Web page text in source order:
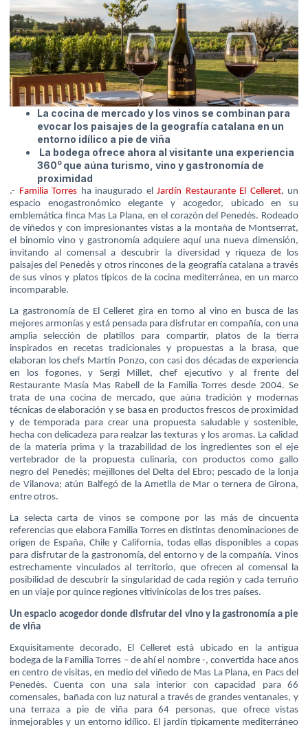
La cocina de mercado y los vinos se combinan para
evocar los paisajes de la geografía catalana en un
entorno idílico a pie de viña
La bodega ofrece ahora al visitante una experiencia
360o que aúna turismo, vino y gastronomía de
proximidad
.- Familia Torres ha inaugurado el Jardín Restaurante El Celleret, un
espacio enogastronómico elegante y acogedor, ubicado en su
emblemática finca Mas La Plana, en el corazón del Penedès. Rodeado
de viñedos y con impresionantes vistas a la montaña de Montserrat,
el binomio vino y gastronomía adquiere aquí una nueva dimensión,
invitando al comensal a descubrir la diversidad y riqueza de los
paisajes del Penedès y otros rincones de la geografía catalana a través
de sus vinos y platos típicos de la cocina mediterránea, en un marco
incomparable.
La gastronomía de El Celleret gira en torno al vino en busca de las
mejores armonías y está pensada para disfrutar en compañía, con una
amplia selección de platillos para compartir, platos de la tierra
inspirados en recetas tradicionales y propuestas a la brasa, que
elaboran los chefs Martín Ponzo, con casi dos décadas de experiencia
en los fogones, y Sergi Millet, chef ejecutivo y al frente del
Restaurante Masía Mas Rabell de la Familia Torres desde 2004. Se
trata de una cocina de mercado, que aúna tradición y modernas
técnicas de elaboración y se basa en productos frescos de proximidad
y de temporada para crear una propuesta saludable y sostenible,
hecha con delicadeza para realzar las texturas y los aromas. La calidad
de la materia prima y la trazabilidad de los ingredientes son el eje
vertebrador de la propuesta culinaria, con productos como gallo
negro del Penedès; mejillones del Delta del Ebro; pescado de la lonja
de Vilanova; atún Balfegó de la Ametlla de Mar o ternera de Girona,
entre otros.
La selecta carta de vinos se compone por las más de cincuenta
referencias que elabora Familia Torres en distintas denominaciones de
origen de España, Chile y California, todas ellas disponibles a copas
para disfrutar de la gastronomía, del entorno y de la compañía. Vinos
estrechamente vinculados al territorio, que ofrecen al comensal la
posibilidad de descubrir la singularidad de cada región y cada terruño
en un viaje por quince regiones vitivinícolas de los tres países.
Un espacio acogedor donde disfrutar del vino y la gastronomía a pie
de viña
Exquisitamente decorado, El Celleret está ubicado en la antigua
bodega de la Familia Torres – de ahí el nombre -, convertida hace años
en centro de visitas, en medio del viñedo de Mas La Plana, en Pacs del
Penedès. Cuenta con una sala interior con capacidad para 66
comensales, bañada con luz natural a través de grandes ventanales, y
una terraza a pie de viña para 64 personas, que ofrece vistas
inmejorables y un entorno idílico. El jardín típicamente mediterráneo